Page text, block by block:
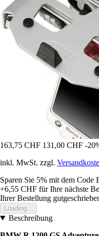
163,75 CHF 131,00 CHF -
inkl. MwSt. zzgl.
Sparen Sie 5% mit dem Code
+6,55 CHF für Ihre nächste
Ihrer Bestellung
Loading...
Beschreibung